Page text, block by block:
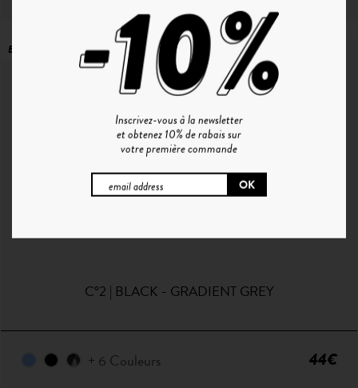
EN RUPTURE
C°2 | BLACK - GRADIENT GREY
+ 6 Couleurs 44€
Inscrivez-vous à la newsletter
et obtenez 10% de rabais sur
votre première commande